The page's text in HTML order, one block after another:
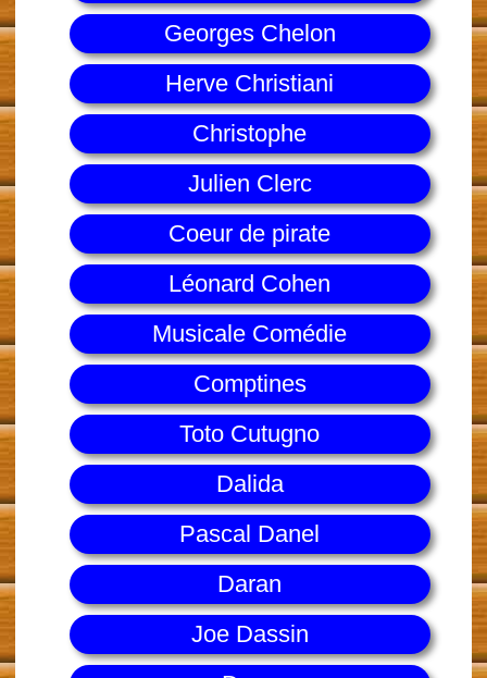
Georges Chelon
Herve Christiani
Christophe
Julien Clerc
Coeur de pirate
Léonard Cohen
Musicale Comédie
Comptines
Toto Cutugno
Dalida
Pascal Danel
Daran
Joe Dassin